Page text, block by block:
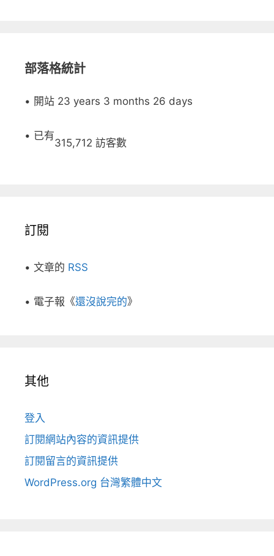
部落格統計
• 開站 23 years 3 months 26 days
• 已有
315,712 訪客數
訂閱
• 文章的 RSS
• 電子報《還沒說完的》
其他
登入
訂閱網站內容的資訊提供
訂閱留言的資訊提供
WordPress.org 台灣繁體中文